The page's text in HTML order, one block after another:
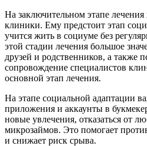
На заключительном этапе
клиники. Ему предстоит этап
учится жить в социуме без
этой стадии лечения большое
друзей и родственников, а также
сопровождение специалистов
основной этап лечения.
На этапе социальной адаптации
приложения и аккаунты в
новые увлечения, отказаться от
микрозаймов. Это помогает
и снижает риск срыва.